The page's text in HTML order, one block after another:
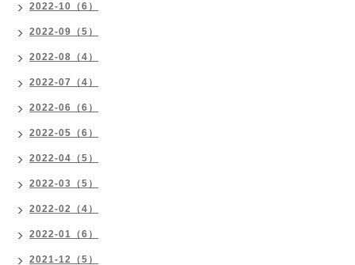
2022-10（6）
2022-09（5）
2022-08（4）
2022-07（4）
2022-06（6）
2022-05（6）
2022-04（5）
2022-03（5）
2022-02（4）
2022-01（6）
2021-12（5）